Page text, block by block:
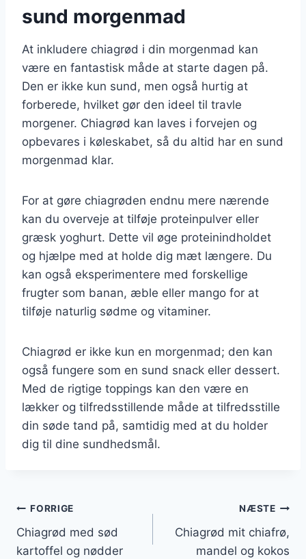
sund morgenmad
At inkludere chiagrød i din morgenmad kan
være en fantastisk måde at starte dagen på.
Den er ikke kun sund, men også hurtig at
forberede, hvilket gør den ideel til travle
morgener. Chiagrød kan laves i forvejen og
opbevares i køleskabet, så du altid har en sund
morgenmad klar.
For at gøre chiagrøden endnu mere nærende
kan du overveje at tilføje proteinpulver eller
græsk yoghurt. Dette vil øge proteinindholdet
og hjælpe med at holde dig mæt længere. Du
kan også eksperimentere med forskellige
frugter som banan, æble eller mango for at
tilføje naturlig sødme og vitaminer.
Chiagrød er ikke kun en morgenmad; den kan
også fungere som en sund snack eller dessert.
Med de rigtige toppings kan den være en
lækker og tilfredsstillende måde at tilfredsstille
din søde tand på, samtidig med at du holder
dig til dine sundhedsmål.
Indlægsnavigation
FORRIGE
Chiagrød med sød
kartoffel og nødder
NÆSTE
Chiagrød mit chiafrø,
mandel og kokos